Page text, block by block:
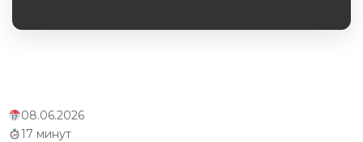
08.06.2026
17 минут